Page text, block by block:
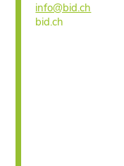
info@bid.ch
bid.ch